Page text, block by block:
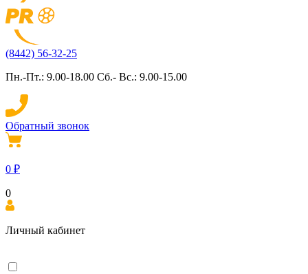
(8442) 56-32-25
Пн.-Пт.: 9.00-18.00 Сб.- Вс.: 9.00-15.00
Обратный звонок
0 ₽
0
Личный кабинет